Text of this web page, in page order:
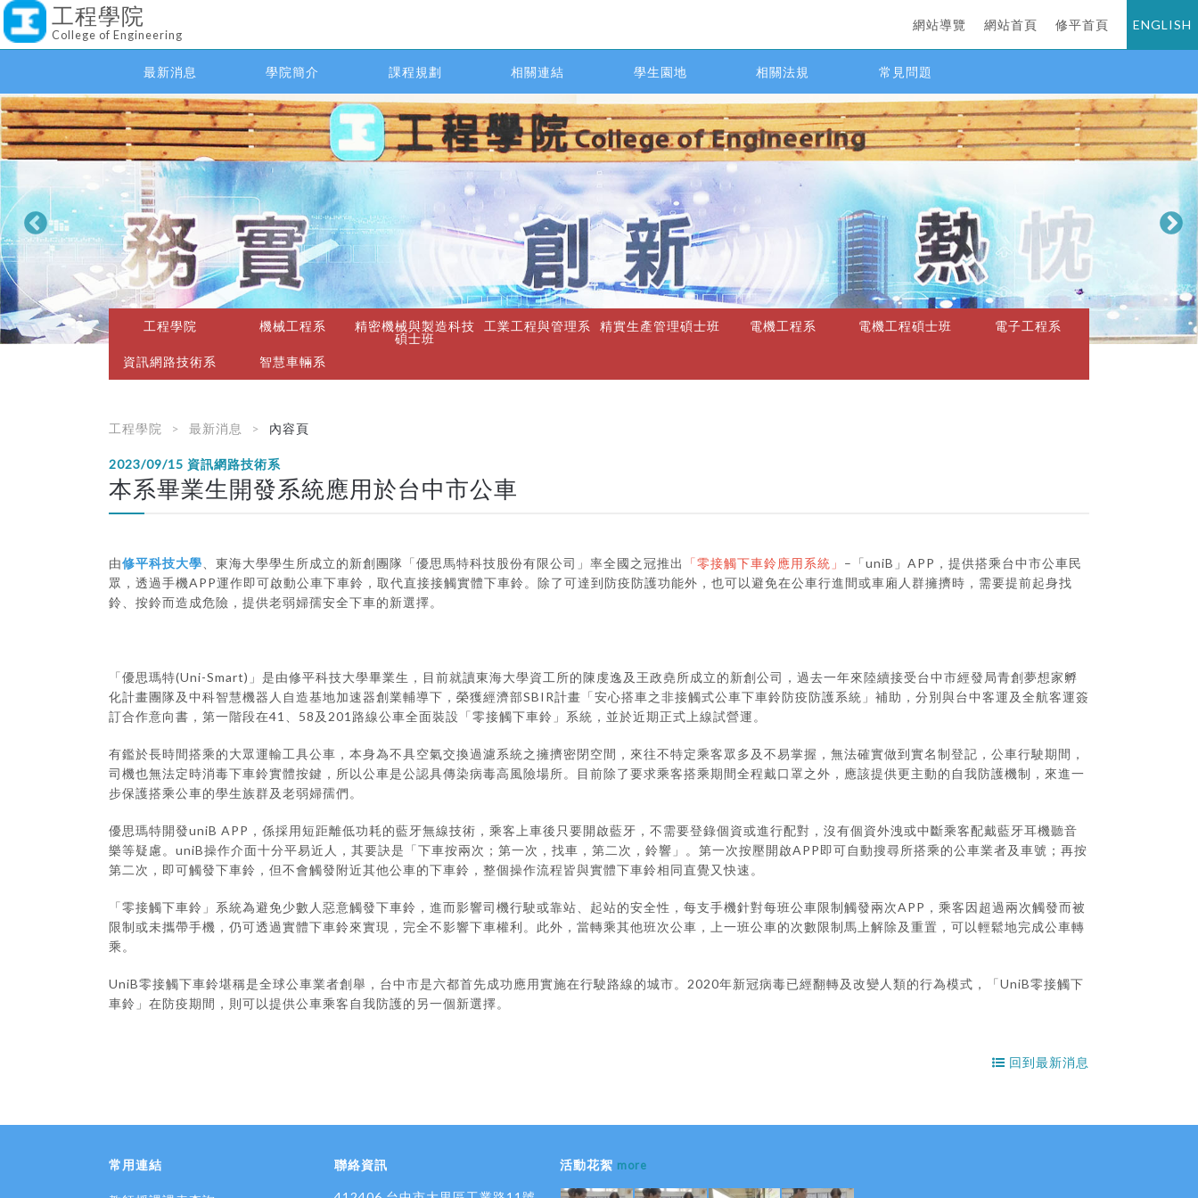
工程學院
College of Engineering
網站導覽 網站首頁 修平首頁 ENGLISH
最新消息 學院簡介 課程規劃 相關連結 學生園地 相關法規 常見問題
工程學院 機械工程系
精密機械與製造科技
碩士班
工業工程與管理系 精實生產管理碩士班 電機工程系 電機工程碩士班 電子工程系
資訊網路技術系 智慧車輛系
工程學院 最新消息 內容頁
2023/09/15 資訊網路技術系
本系畢業生開發系統應用於台中市公車
由修平科技大學 、東海大學學生所成立的新創團隊「優思馬特科技股份有限公司」率全國之冠推出 「零接觸下車鈴應用系統」 –「uniB」APP，提供搭乘台中市公車民
眾，透過手機APP運作即可啟動公車下車鈴，取代直接接觸實體下車鈴。除了可達到防疫防護功能外，也可以避免在公車行進間或車廂人群擁擠時，需要提前起身找
鈴、按鈴而造成危險，提供老弱婦孺安全下車的新選擇。
「優思瑪特(Uni-Smart)」是由修平科技大學畢業生，目前就讀東海大學資工所的陳虔逸及王政堯所成立的新創公司，過去一年來陸續接受台中市經發局青創夢想家孵
化計畫團隊及中科智慧機器人自造基地加速器創業輔導下，榮獲經濟部SBIR計畫「安心搭車之非接觸式公車下車鈴防疫防護系統」補助，分別與台中客運及全航客運簽
訂合作意向書，第一階段在41、58及201路線公車全面裝設「零接觸下車鈴」系統，並於近期正式上線試營運。
有鑑於長時間搭乘的大眾運輸工具公車，本身為不具空氣交換過濾系統之擁擠密閉空間，來往不特定乘客眾多及不易掌握，無法確實做到實名制登記，公車行駛期間，
司機也無法定時消毒下車鈴實體按鍵，所以公車是公認具傳染病毒高風險場所。目前除了要求乘客搭乘期間全程戴口罩之外，應該提供更主動的自我防護機制，來進一
步保護搭乘公車的學生族群及老弱婦孺們。
優思瑪特開發uniB APP，係採用短距離低功耗的藍牙無線技術，乘客上車後只要開啟藍牙，不需要登錄個資或進行配對，沒有個資外洩或中斷乘客配戴藍牙耳機聽音
樂等疑慮。uniB操作介面十分平易近人，其要訣是「下車按兩次；第一次，找車，第二次，鈴響」。第一次按壓開啟APP即可自動搜尋所搭乘的公車業者及車號；再按
第二次，即可觸發下車鈴，但不會觸發附近其他公車的下車鈴，整個操作流程皆與實體下車鈴相同直覺又快速。
「零接觸下車鈴」系統為避免少數人惡意觸發下車鈴，進而影響司機行駛或靠站、起站的安全性，每支手機針對每班公車限制觸發兩次APP，乘客因超過兩次觸發而被
限制或未攜帶手機，仍可透過實體下車鈴來實現，完全不影響下車權利。此外，當轉乘其他班次公車，上一班公車的次數限制馬上解除及重置，可以輕鬆地完成公車轉
乘。
UniB零接觸下車鈴堪稱是全球公車業者創舉，台中市是六都首先成功應用實施在行駛路線的城市。2020年新冠病毒已經翻轉及改變人類的行為模式，「UniB零接觸下
車鈴」在防疫期間，則可以提供公車乘客自我防護的另一個新選擇。
回到最新消息
常用連結 聯絡資訊 活動花絮 more